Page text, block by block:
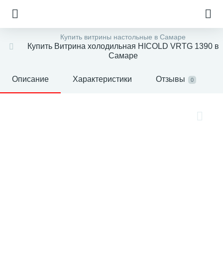
Купить витрины настольные в Самаре
Купить Витрина холодильная HICOLD VRTG 1390 в
Самаре
Описание Характеристики Отзывы 0